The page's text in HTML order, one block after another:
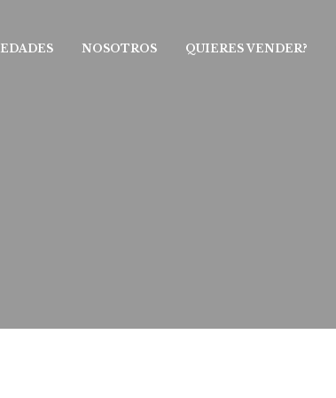
NOSOTROS QUIERES VENDER?